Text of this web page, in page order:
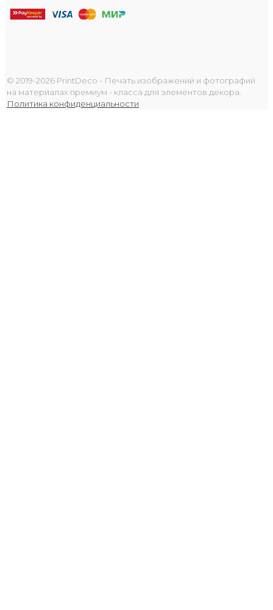
© 2019-2026 PrintDeco - Печать изображений и фотографий
на материалах премиум - класса для элементов декора.
Политика конфиденциальности